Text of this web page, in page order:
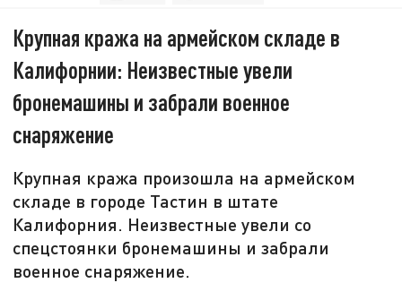
Крупная кража на армейском складе в
Калифорнии: Неизвестные увели
бронемашины и забрали военное
снаряжение
Крупная кража произошла на армейском
складе в городе Тастин в штате
Калифорния. Неизвестные увели со
спецстоянки бронемашины и забрали
военное снаряжение.